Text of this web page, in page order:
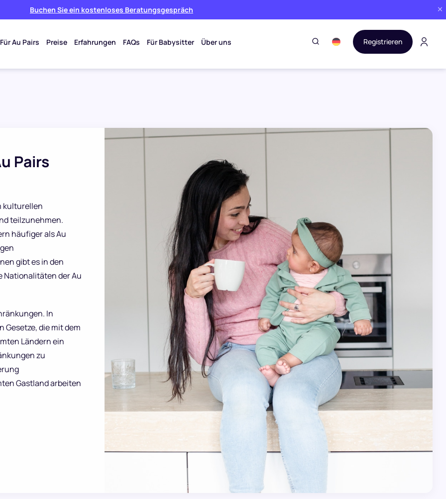
Buchen Sie ein kostenloses Beratungsgespräch
Für Au Pairs Preise Erfahrungen FAQs Für Babysitter Über uns Registrieren
Pairs
kulturellen
teilzunehmen.
häufiger als Au
gibt es in den
Nationalitäten der Au
In
die mit dem
Ländern ein
zu
Gastland arbeiten